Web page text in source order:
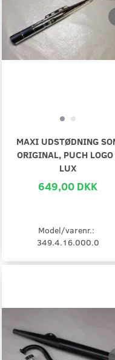
MAXI UDSTØDNING
ORIGINAL, PUCH
LUX
649,00 DKK
Model/varenr.:
349.4.16.000.0